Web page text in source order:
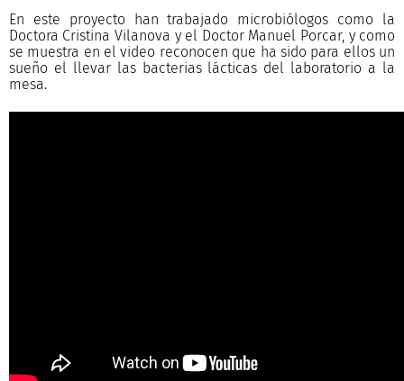
En este proyecto han trabajado microbiólogos como la
Doctora Cristina Vilanova y el Doctor Manuel Porcar, y como
se muestra en el video reconocen que ha sido para ellos un
sueño el llevar las bacterias lácticas del laboratorio a la
mesa.